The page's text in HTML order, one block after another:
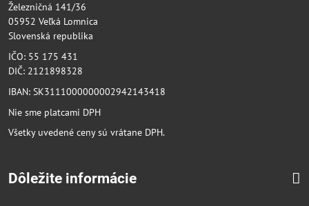
Železničná 141/36
05952 Veľká Lomnica
Slovenská republika
IČO: 55 175 431
DIČ: 2121898328
IBAN: SK3111000000002942143418
Nie sme platcami DPH
Všetky uvedené ceny sú vrátane DPH.
Dôležite informácie